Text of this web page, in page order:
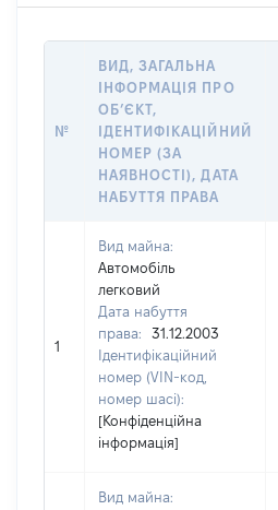
№
ВИД, ЗАГАЛЬНА
ІНФОРМАЦІЯ ПРО
ОБʼЄКТ,
ІДЕНТИФІКАЦІЙНИЙ
НОМЕР (ЗА
НАЯВНОСТІ), ДАТА
НАБУТТЯ ПРАВА
1
Вид майна:
Автомобіль
легковий
Дата набуття
права:
31.12.2003
Ідентифікаційний
номер (VIN-код,
номер шасі):
[Конфіденційна
інформація]
Вид майна: